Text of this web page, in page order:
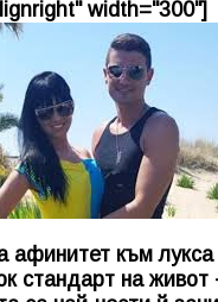
width="300"]
към
стандарт на живот